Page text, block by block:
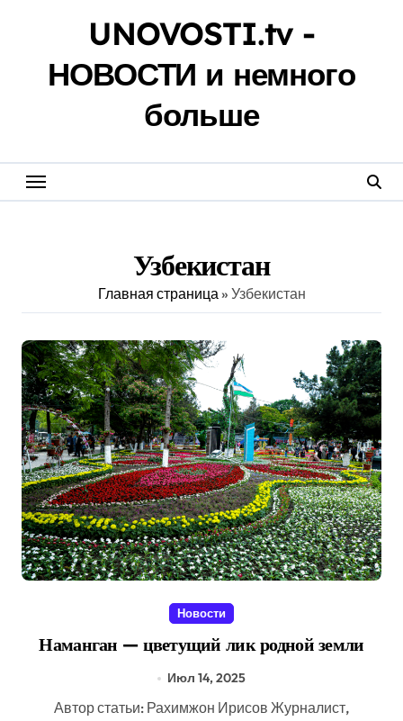
UNOVOSTI.tv -
НОВОСТИ и немного
больше
Узбекистан
Главная страница» Узбекистан
Новости
Наманган — цветущий лик родной земли
Июл 14, 2025
Автор статьи: Рахимжон Ирисов Журналист,